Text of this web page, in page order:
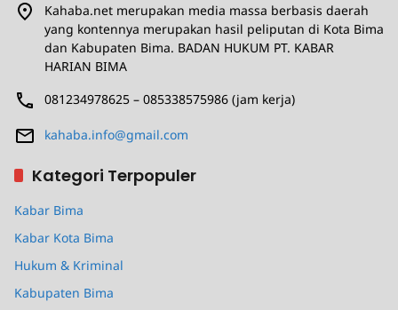
Kahaba.net merupakan media massa berbasis daerah
yang kontennya merupakan hasil peliputan di Kota Bima
dan Kabupaten Bima. BADAN HUKUM PT. KABAR
HARIAN BIMA
081234978625 – 085338575986 (jam kerja)
kahaba.info@gmail.com
Kategori Terpopuler
Kabar Bima
Kabar Kota Bima
Hukum & Kriminal
Kabupaten Bima